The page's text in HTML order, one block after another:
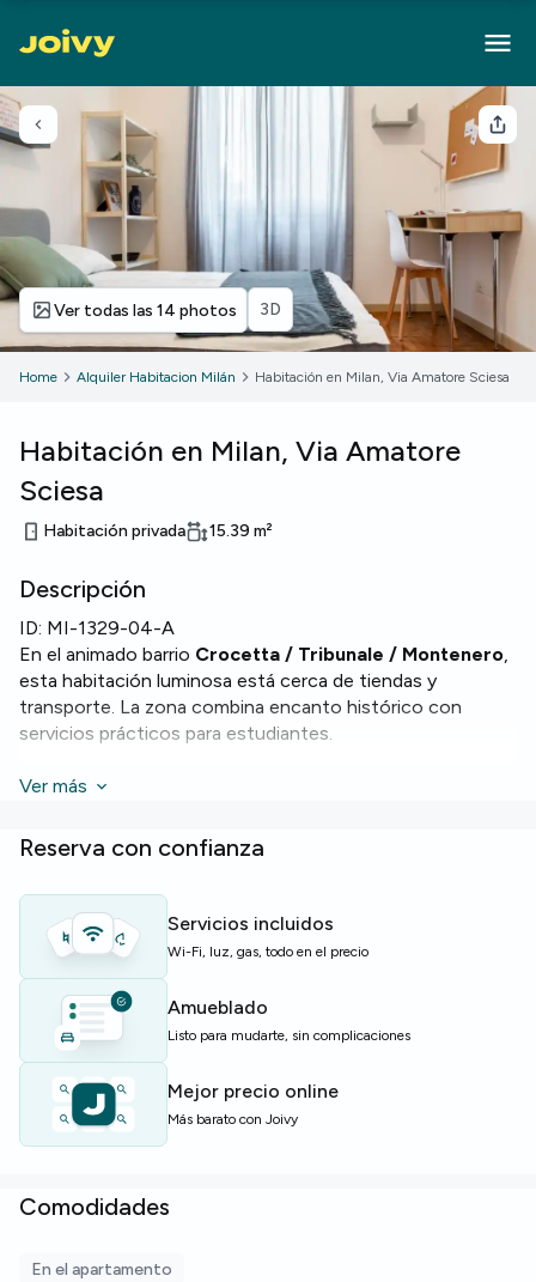
Volver
Ver todas las 14 photos 3D
Home Alquiler Habitacion Milán Habitación en Milan, Via Amatore Sciesa
Habitación en Milan, Via Amatore
Sciesa
Habitación privada 15.39 m²
Descripción
ID: MI-1329-04-A
En el animado barrio Crocetta / Tribunale / Montenero,
esta habitación luminosa está cerca de tiendas y
transporte. La zona combina encanto histórico con
servicios prácticos para estudiantes.
LaHabitación
lavadora, lavavajillasyWiFi
El edificio ofrece
quienes se desplazan en bici.
Perfecta para estudiantes y jóvenes profesionales que
buscan un piso compartido bien equipado cerca del
centro de Milán.
Plazas limitadas — contacta hoy mismo para asegurar
esta habitación.
Ver más
Reserva con confianza
Servicios incluidos
Wi-Fi, luz, gas, todo en el precio
Amueblado
Listo para mudarte, sin complicaciones
Mejor precio online
Más barato con Joivy
Comodidades
En el apartamento